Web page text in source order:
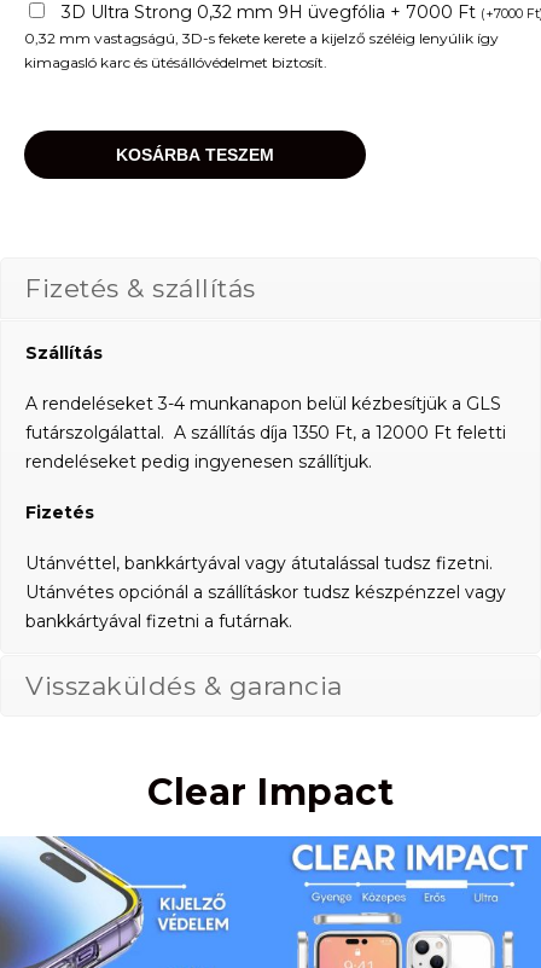
3D Ultra Strong 0,32 mm 9H üvegfólia + 7000 Ft (+7000 Ft
0,32 mm vastagságú, 3D-s fekete kerete a kijelző széléig lenyúlik így
kimagasló karc és ütésállóvédelmet biztosít.
KOSÁRBA TESZEM
Fizetés & szállítás
Szállítás
A rendeléseket 3-4 munkanapon belül kézbesítjük a GLS
futárszolgálattal. A szállítás díja 1350 Ft, a 12000 Ft feletti
rendeléseket pedig ingyenesen szállítjuk.
Fizetés
Utánvéttel, bankkártyával vagy átutalással tudsz fizetni.
Utánvétes opciónál a szállításkor tudsz készpénzzel vagy
bankkártyával fizetni a futárnak.
Visszaküldés & garancia
Clear Impact